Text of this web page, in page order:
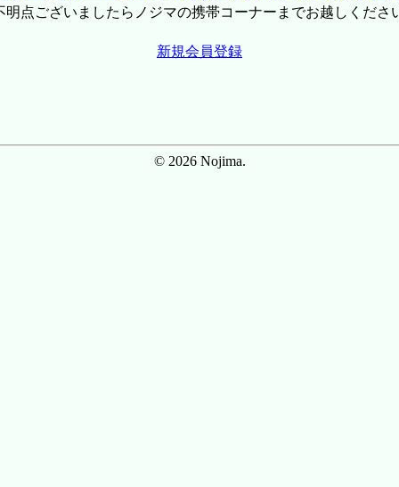
点ございましたらノジマの携帯コーナーまでお越しくださ
新規会員登録
© 2026 Nojima.